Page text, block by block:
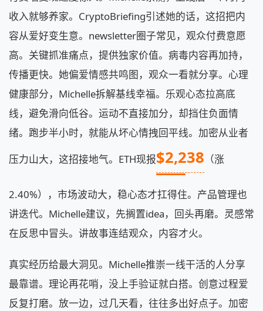
收入就够养家。CryptoBriefing引述她的话，这招把内
容从爱好变生意。newsletter圈子常见，观众付费意愿
高。关键抓准痛点，提供独家价值。病毒内容再加持，
传播更快。她偏爱情感共鸣图，观众一看就分享。心理
健康部分，Michelle拆解基线幸福。乐观心态拉高底
线，避免滑向低谷。运动不直接加分，却挡住负面情
绪。跑步半小时，就能从坏心情拽回平线。加密从业者
压力山大，这招接地气。ETH现报$2,238 （涨
2.40%），市场波动大，稳心态才扛得住。产品管理也
讲迭代。Michelle建议，先搁置idea，回头再磨。灵感常
在反思中冒头。讲故事连结观众，内容才火。
真实经历给最大洞见。Michelle推崇一线干活的人分享
最靠谱。理论再花哨，没上手验证就白搭。创意过程爱
反复打磨。放一边，过几天看，往往多出好点子。加密